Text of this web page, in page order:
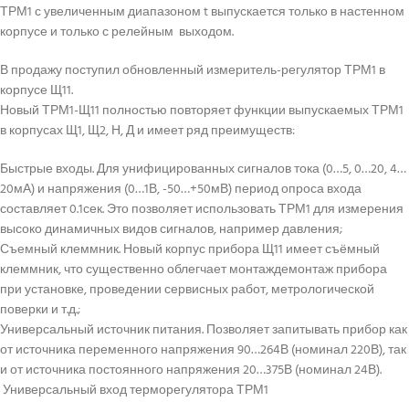
ТРМ1 с увеличенным диапазоном t выпускается только в настенном
корпусе и только с релейным выходом.
В продажу поступил обновленный измеритель-регулятор ТРМ1 в
корпусе Щ11.
Новый ТРМ1-Щ11 полностью повторяет функции выпускаемых ТРМ1
в корпусах Щ1, Щ2, Н, Д и имеет ряд преимуществ:
Быстрые входы. Для унифицированных сигналов тока (0…5, 0…20, 4…
20мА) и напряжения (0…1В, -50…+50мВ) период опроса входа
составляет 0.1сек. Это позволяет использовать ТРМ1 для измерения
высоко динамичных видов сигналов, например давления;
Съемный клеммник. Новый корпус прибора Щ11 имеет съёмный
клеммник, что существенно облегчает монтаждемонтаж прибора
при установке, проведении сервисных работ, метрологической
поверки и т.д.;
Универсальный источник питания. Позволяет запитывать прибор как
от источника переменного напряжения 90…264В (номинал 220В), так
и от источника постоянного напряжения 20…375В (номинал 24В).
Универсальный вход терморегулятора ТРМ1